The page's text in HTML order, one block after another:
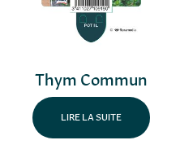
Thym Commun
LIRE LA SUITE